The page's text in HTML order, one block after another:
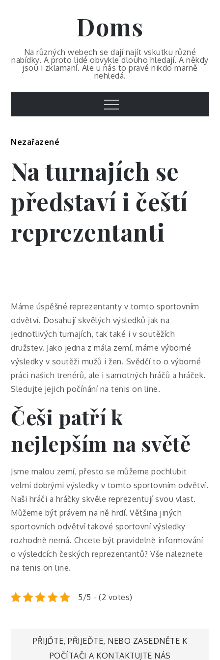
Doms
Na různých webech se dají najít vskutku různé
nabídky. A proto lidé obvykle dlouho hledají. A někdy
jsou i zklamaní. Ale u nás to pravé nikdo marně
nehledá.
Menu
Nezařazené
Na turnajích se
představí i čeští
reprezentanti
Máme úspěšné reprezentanty v tomto sportovním
odvětví. Dosahují skvělých výsledků jak na
jednotlivých turnajích, tak také i v soutěžích
družstev. Jako jedna z mála zemí, máme výborné
výsledky v soutěži mužů i žen. Svědčí to o výborné
práci našich trenérů, ale i samotných hráčů a hráček.
Sledujte jejich počínání natenis on line.
Češi patří k
nejlepším na světě
Jsme malou zemí, přesto se můžeme pochlubit
velmi dobrými výsledky v tomto sportovním odvětví.
Naši hráči a hráčky skvěle reprezentují svou vlast.
Můžeme být právem na ně hrdí. Většina jiných
sportovních odvětví takové sportovní výsledky
rozhodně nemá. Chcete být pravidelně informování
o výsledcích českých reprezentantů? Vše naleznete
na tenis on line.
5/5 - (2 votes)
Navigace
PŘIJĎTE, PŘIJEĎTE, NEBO ZASEDNĚTE K
POČÍTAČI A KONTAKTUJTE NÁS